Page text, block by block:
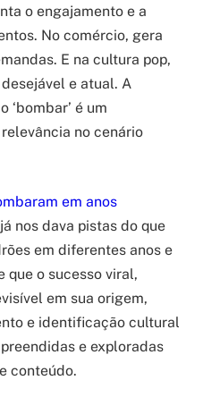
o engajamento e a
No comércio, gera
E na cultura pop,
e atual. A
‘bombar’ é um
no cenário
em anos
nos dava pistas do que
em diferentes anos e
que o sucesso viral,
em sua origem,
e identificação cultural
e exploradas
conteúdo.